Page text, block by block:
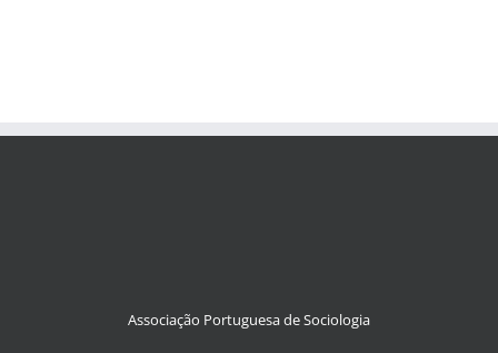
Associação Portuguesa de Sociologia